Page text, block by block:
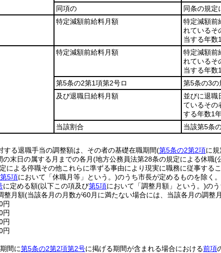
同項の
同条の規定
特定減額前給料月額
特定減額前
れているそ
当する年数
特定減額前給料月額
特定減額前
れているそ
当する年数
第5条の2第1項第2号ロ
第5条の3の
及び退職日給料月額
並びに退職
ているその
する年数1
当該割合
当該第5条
する退職手当の調整額は、その者の基礎在職期間(第5条の2第2項に
末日の属する月までの各月(地方公務員法第28条の規定による休職(
による停職その他これらに準ずる事由により現実に職務に従事する
5項において「休職月等」という。)のうち市長が定めるものを除く
に定める額(以下この項及び第5項において「調整月額」という。)の
整月額(当該各月の月数が60月に満たない場合には、当該各月の調整
円
円
円
円
間に第5条の2第2項第2号に掲げる期間が含まれる場合における前項